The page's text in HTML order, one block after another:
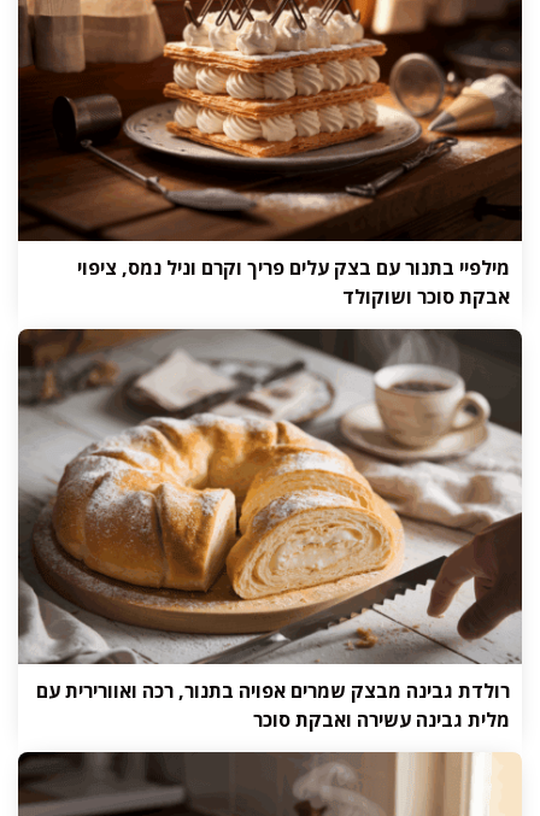
מילפיי בתנור עם בצק עלים פריך וקרם וניל נמס, ציפוי
אבקת סוכר ושוקולד
רולדת גבינה מבצק שמרים אפויה בתנור, רכה ואוורירית עם
מלית גבינה עשירה ואבקת סוכר